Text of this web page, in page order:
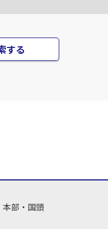
する
部・国頭